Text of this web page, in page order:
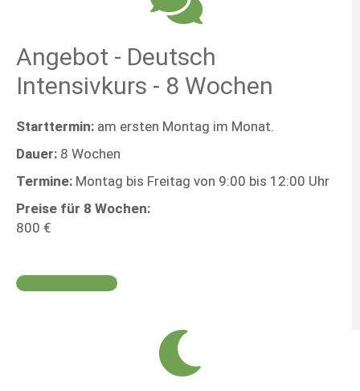
Angebot - Deutsch
Intensivkurs - 8 Wochen
Starttermin: am ersten Montag im Monat.
Dauer: 8 Wochen
Termine: Montag bis Freitag von 9:00 bis 12:00 Uhr
Preise für 8 Wochen:
800 €
Jetzt anmelden!